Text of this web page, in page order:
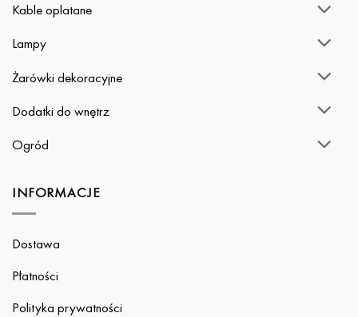
Kable oplatane
Lampy
Żarówki dekoracyjne
Dodatki do wnętrz
Ogród
INFORMACJE
Dostawa
Płatności
Polityka prywatności